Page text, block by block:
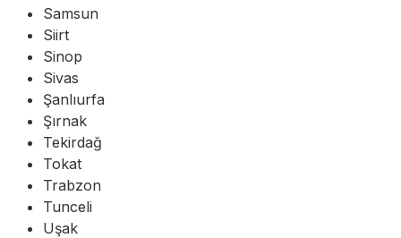
Samsun
Siirt
Sinop
Sivas
Şanlıurfa
Şırnak
Tekirdağ
Tokat
Trabzon
Tunceli
Uşak